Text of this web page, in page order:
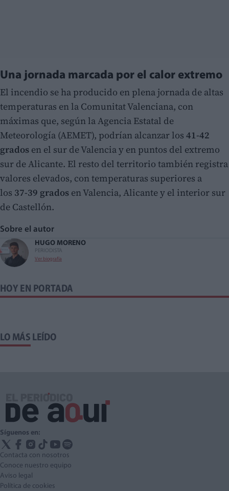
Una jornada marcada por el calor extremo
El incendio se ha producido en plena jornada de altas
temperaturas en la Comunitat Valenciana, con
máximas que, según la Agencia Estatal de
Meteorología (AEMET), podrían alcanzar los 41-42
grados en el sur de Valencia y en puntos del extremo
sur de Alicante. El resto del territorio también registra
valores elevados, con temperaturas superiores a
los 37-39 grados en Valencia, Alicante y el interior sur
de Castellón.
Sobre el autor
HUGO MORENO
PERIODISTA
Ver biografía
HOY EN PORTADA
LO MÁS LEÍDO
Síguenos en:
Contacta con nosotros
Conoce nuestro equipo
Aviso legal
Política de cookies